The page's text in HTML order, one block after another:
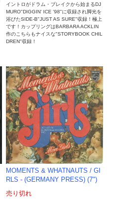
イントロがドラム・ブレイクから始まるDJ
MURO"DIGGIN' ICE '98"に収録され脚光を
浴びたSIDE-B"JUST AS SURE"収録！極上
です！カップリングはBARBARA ACKLIN
作のこちらもナイスな"STORYBOOK CHIL
DREN"収録！
MOMENTS & WHATNAUTS / GI
RLS - (GERMANY PRESS) (7")
売り切れ